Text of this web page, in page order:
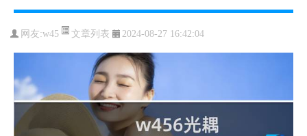
网友:w45 文章列表 2024-08-27 16:42:04